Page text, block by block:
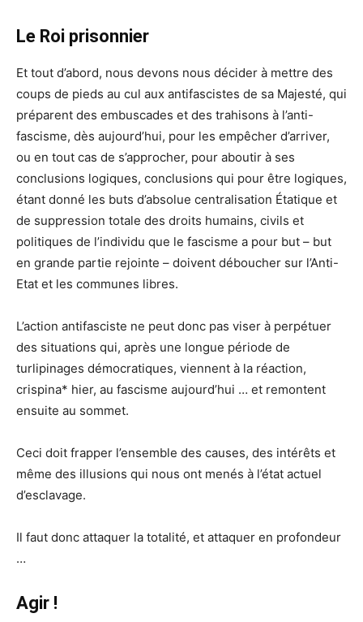
Le Roi prisonnier
Et tout d’abord, nous devons nous décider à mettre des
coups de pieds au cul aux antifascistes de sa Majesté, qui
préparent des embuscades et des trahisons à l’anti-
fascisme, dès aujourd’hui, pour les empêcher d’arriver,
ou en tout cas de s’approcher, pour aboutir à ses
conclusions logiques, conclusions qui pour être logiques,
étant donné les buts d’absolue centralisation Étatique et
de suppression totale des droits humains, civils et
politiques de l’individu que le fascisme a pour but – but
en grande partie rejointe – doivent déboucher sur l’Anti-
Etat et les communes libres.
L’action antifasciste ne peut donc pas viser à perpétuer
des situations qui, après une longue période de
turlipinages démocratiques, viennent à la réaction,
crispina* hier, au fascisme aujourd’hui … et remontent
ensuite au sommet.
Ceci doit frapper l’ensemble des causes, des intérêts et
même des illusions qui nous ont menés à l’état actuel
d’esclavage.
Il faut donc attaquer la totalité, et attaquer en profondeur
…
Agir !